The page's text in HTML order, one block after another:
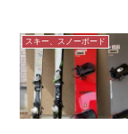
スキー、スノーボード